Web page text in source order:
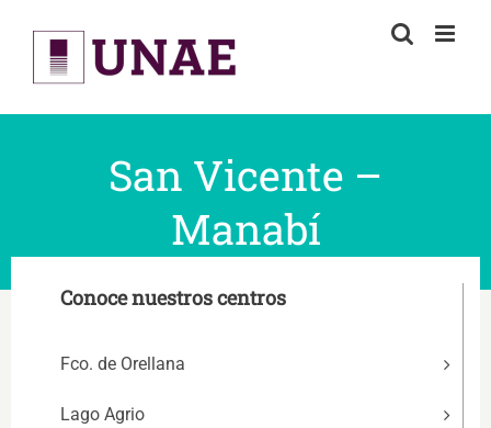
content
San Vicente –
Manabí
Conoce nuestros centros
Fco. de Orellana
Lago Agrio